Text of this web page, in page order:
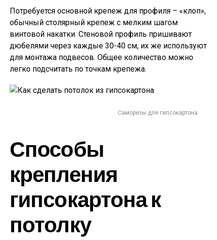
Потребуется основной крепеж для профиля – «клоп»,
обычный столярный крепеж с мелким шагом
винтовой накатки. Стеновой профиль пришивают
дюбелями через каждые 30-40 см, их же используют
для монтажа подвесов. Общее количество можно
легко подсчитать по точкам крепежа.
Саморезы для гипсокартона
Способы
крепления
гипсокартона к
потолку